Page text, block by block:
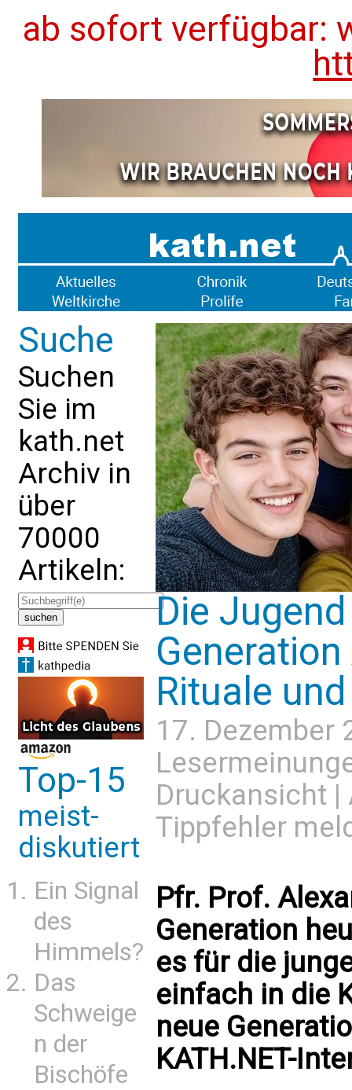
ab sofort verfügbar:
Suche
Suchen
Sie im
kath.net
Archiv in
über
70000
Artikeln:
Top-15
meist-
diskutiert
Ein Signal
des
Himmels?
Das
Schweige
n der
Bischöfe
Die
Rituale
17. Dezember
Druckansicht |
Tippfehler
Pfr. Prof.
Generation
es für die
einfach in die
neue
KATH.NET-